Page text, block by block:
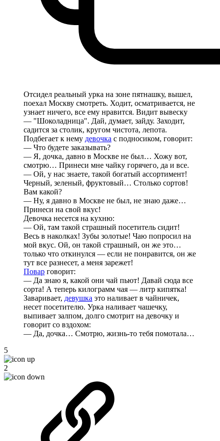
Отсидел реальный урка на зоне пятнашку, вышел,
поехал Москву смотреть. Ходит, осматривается, не
узнает ничего, все ему нравится. Видит вывеску
— "Шоколадница". Дай, думает, зайду. Заходит,
садится за столик, кругом чистота, лепота.
Подбегает к нему девочка с подносиком, говорит:
— Что будете заказывать?
— Я, дочка, давно в Москве не был… Хожу вот,
смотрю… Принеси мне чайку горячего, да и все.
— Ой, у нас знаете, такой богатый ассортимент!
Черный, зеленый, фруктовый… Столько сортов!
Вам какой?
— Ну, я давно в Москве не был, не знаю даже…
Принеси на свой вкус!
Девочка несется на кухню:
— Ой, там такой страшный посетитель сидит!
Весь в наколках! Зубы золотые! Чаю попросил на
мой вкус. Ой, он такой страшный, он же это…
только что откинулся — если не понравится, он же
тут все разнесет, а меня зарежет!
Повар говорит:
— Да знаю я, какой они чай пьют! Давай сюда все
сорта! А теперь килограмм чая — литр кипятка!
Заваривает, девушка это наливает в чайничек,
несет посетителю. Урка наливает чашечку,
выпивает залпом, долго смотрит на девочку и
говорит со вздохом:
— Да, дочка… Смотрю, жизнь-то тебя помотала…
5
2